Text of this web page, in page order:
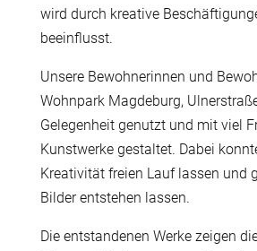
wird durch kreative
beeinflusst.
Unsere Bewohnerinnen und
Wohnpark Magdeburg,
Gelegenheit genutzt und mit viel
Kunstwerke gestaltet. Dabei
Kreativität freien Lauf lassen und
Bilder entstehen lassen.
Die entstandenen Werke zeigen